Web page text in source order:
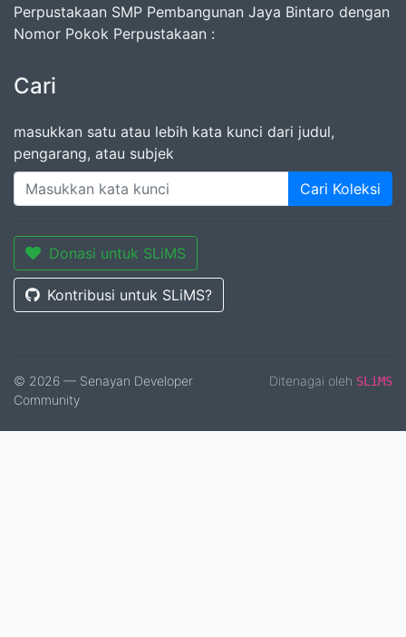
Perpustakaan SMP Pembangunan Jaya Bintaro dengan
Nomor Pokok Perpustakaan :
Cari
masukkan satu atau lebih kata kunci dari judul,
pengarang, atau subjek
Cari Koleksi
Donasi untuk SLiMS
Kontribusi untuk SLiMS?
© 2026 — Senayan Developer
Community
Ditenagai oleh SLiMS